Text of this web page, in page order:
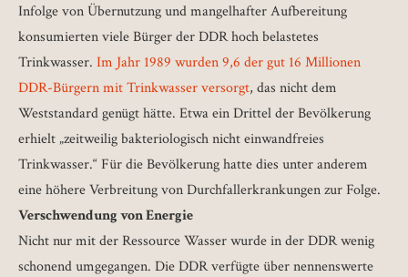
Infolge von Übernutzung und mangelhafter Aufbereitung
konsumierten viele Bürger der DDR hoch belastetes
Trinkwasser. Im Jahr 1989 wurden 9,6 der gut 16 Millionen
DDR-Bürgern mit Trinkwasser versorgt, das nicht dem
Weststandard genügt hätte. Etwa ein Drittel der Bevölkerung
erhielt „zeitweilig bakteriologisch nicht einwandfreies
Trinkwasser.“ Für die Bevölkerung hatte dies unter anderem
eine höhere Verbreitung von Durchfallerkrankungen zur Folge.
Verschwendung von Energie
Nicht nur mit der Ressource Wasser wurde in der DDR wenig
schonend umgegangen. Die DDR verfügte über nennenswerte